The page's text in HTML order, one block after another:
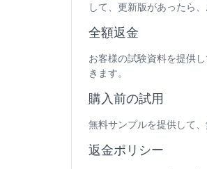
して、更新版があったら、
全額返金
お客様の試験資料を提供
きます。
購入前の試用
無料サンプルを提供して
返金ポリシー